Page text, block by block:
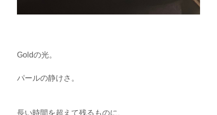
Goldの光。
パールの静けさ。
長い時間を超えて残るものに、